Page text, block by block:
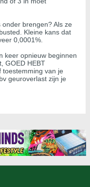
brengen? Als ze
Kleine kans dat
0,0001%.
keer opnieuw beginnen
GOED HEBT
toestemming van je
geuroverlast zijn je